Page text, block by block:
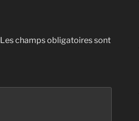
Les champs obligatoires sont